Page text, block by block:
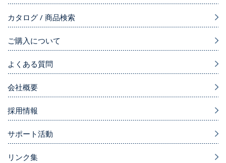
カタログ / 商品検索
ご購入について
よくある質問
会社概要
採用情報
サポート活動
リンク集